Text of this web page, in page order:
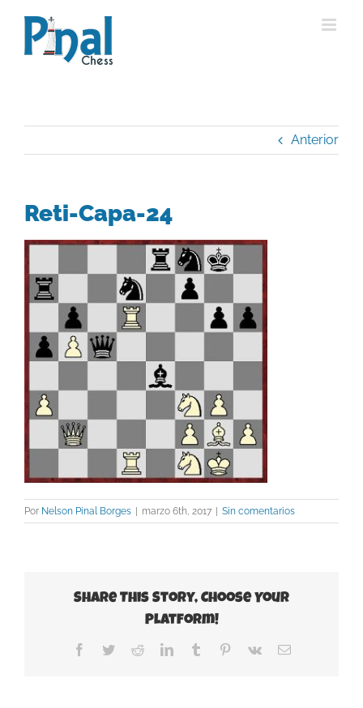
contenido
Anterior
Reti-Capa-24
Por Nelson Pinal Borges | marzo 6th, 2017 | Sin comentarios
Share This Story, Choose Your
Platform!
Facebook
TwitterRedditLinkedInTumblr Pinterest
Vk
Correo